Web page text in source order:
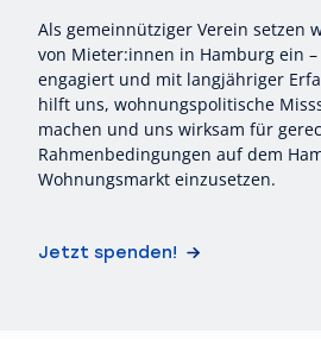
Als gemeinnütziger Verein setzen
von Mieter:innen in Hamburg ein
engagiert und mit langjähriger
hilft uns, wohnungspolitische
machen und uns wirksam für
Rahmenbedingungen auf dem
Wohnungsmarkt einzusetzen.
Jetzt spenden!